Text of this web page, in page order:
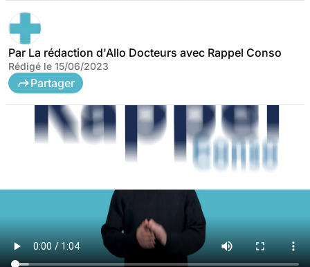
Par La rédaction d'Allo Docteurs avec Rappel Conso
Rédigé le 15/06/2023
Partager